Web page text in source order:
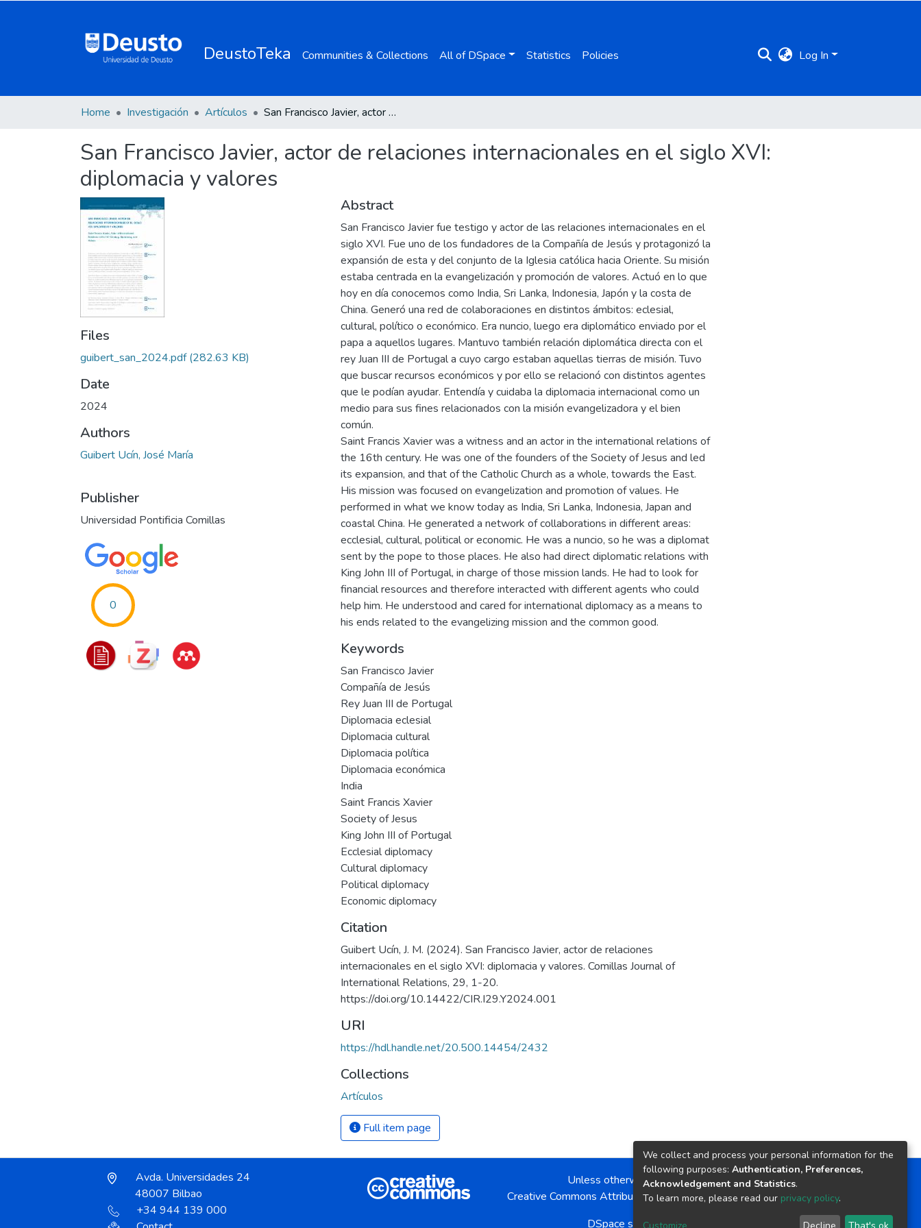
DeustoTeka Communities & Collections All of DSpace Statistics Policies Log In
Home Investigación Artículos San Francisco Javier, actor de relaciones internacionales en el siglo XVI: diplomacia y valores
San Francisco Javier, actor de relaciones internacionales en el siglo XVI:
diplomacia y valores
Files
guibert_san_2024.pdf(282.63 KB)
Date
2024
Authors
Guibert Ucín, José María
Publisher
Universidad Pontificia Comillas
0
Abstract
San Francisco Javier fue testigo y actor de las relaciones internacionales en el
siglo XVI. Fue uno de los fundadores de la Compañía de Jesús y protagonizó la
expansión de esta y del conjunto de la Iglesia católica hacia Oriente. Su misión
estaba centrada en la evangelización y promoción de valores. Actuó en lo que
hoy en día conocemos como India, Sri Lanka, Indonesia, Japón y la costa de
China. Generó una red de colaboraciones en distintos ámbitos: eclesial,
cultural, político o económico. Era nuncio, luego era diplomático enviado por el
papa a aquellos lugares. Mantuvo también relación diplomática directa con el
rey Juan III de Portugal a cuyo cargo estaban aquellas tierras de misión. Tuvo
que buscar recursos económicos y por ello se relacionó con distintos agentes
que le podían ayudar. Entendía y cuidaba la diplomacia internacional como un
medio para sus fines relacionados con la misión evangelizadora y el bien
común.
Saint Francis Xavier was a witness and an actor in the international relations of
the 16th century. He was one of the founders of the Society of Jesus and led
its expansion, and that of the Catholic Church as a whole, towards the East.
His mission was focused on evangelization and promotion of values. He
performed in what we know today as India, Sri Lanka, Indonesia, Japan and
coastal China. He generated a network of collaborations in different areas:
ecclesial, cultural, political or economic. He was a nuncio, so he was a diplomat
sent by the pope to those places. He also had direct diplomatic relations with
King John III of Portugal, in charge of those mission lands. He had to look for
financial resources and therefore interacted with different agents who could
help him. He understood and cared for international diplomacy as a means to
his ends related to the evangelizing mission and the common good.
Keywords
San Francisco Javier
Compañía de Jesús
Rey Juan III de Portugal
Diplomacia eclesial
Diplomacia cultural
Diplomacia política
Diplomacia económica
India
Saint Francis Xavier
Society of Jesus
King John III of Portugal
Ecclesial diplomacy
Cultural diplomacy
Political diplomacy
Economic diplomacy
Citation
Guibert Ucín, J. M. (2024). San Francisco Javier, actor de relaciones
internacionales en el siglo XVI: diplomacia y valores. Comillas Journal of
International Relations, 29, 1-20.
https://doi.org/10.14422/CIR.I29.Y2024.001
URI
https://hdl.handle.net/20.500.14454/2432
Collections
Artículos
Full item page
Avda. Universidades 24
48007 Bilbao
+34 944 139 000
Unless otherwise noted, the item license is described as:
Creative Commons Attribution-NonCommercial-NoDerivs 4.0 License
DSpace softwarecopyright © 2002-2026 LYRASIS
We collect and process your personal information for the
following purposes: Authentication, Preferences,
Acknowledgement and Statistics.
To learn more, please read our privacy policy.